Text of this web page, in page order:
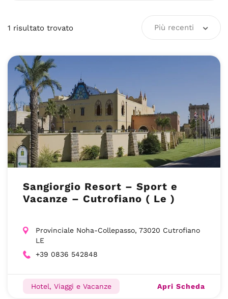
1 risultato trovato Più recenti
Sangiorgio Resort – Sport e
Vacanze – Cutrofiano ( Le )
Provinciale Noha-Collepasso, 73020 Cutrofiano
LE
+39 0836 542848
Hotel, Viaggi e Vacanze Apri Scheda